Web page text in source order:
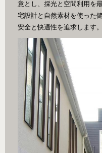
意とし、採光と空間利用を
宅設計と自然素材を使った
安全と快適性を追求します。